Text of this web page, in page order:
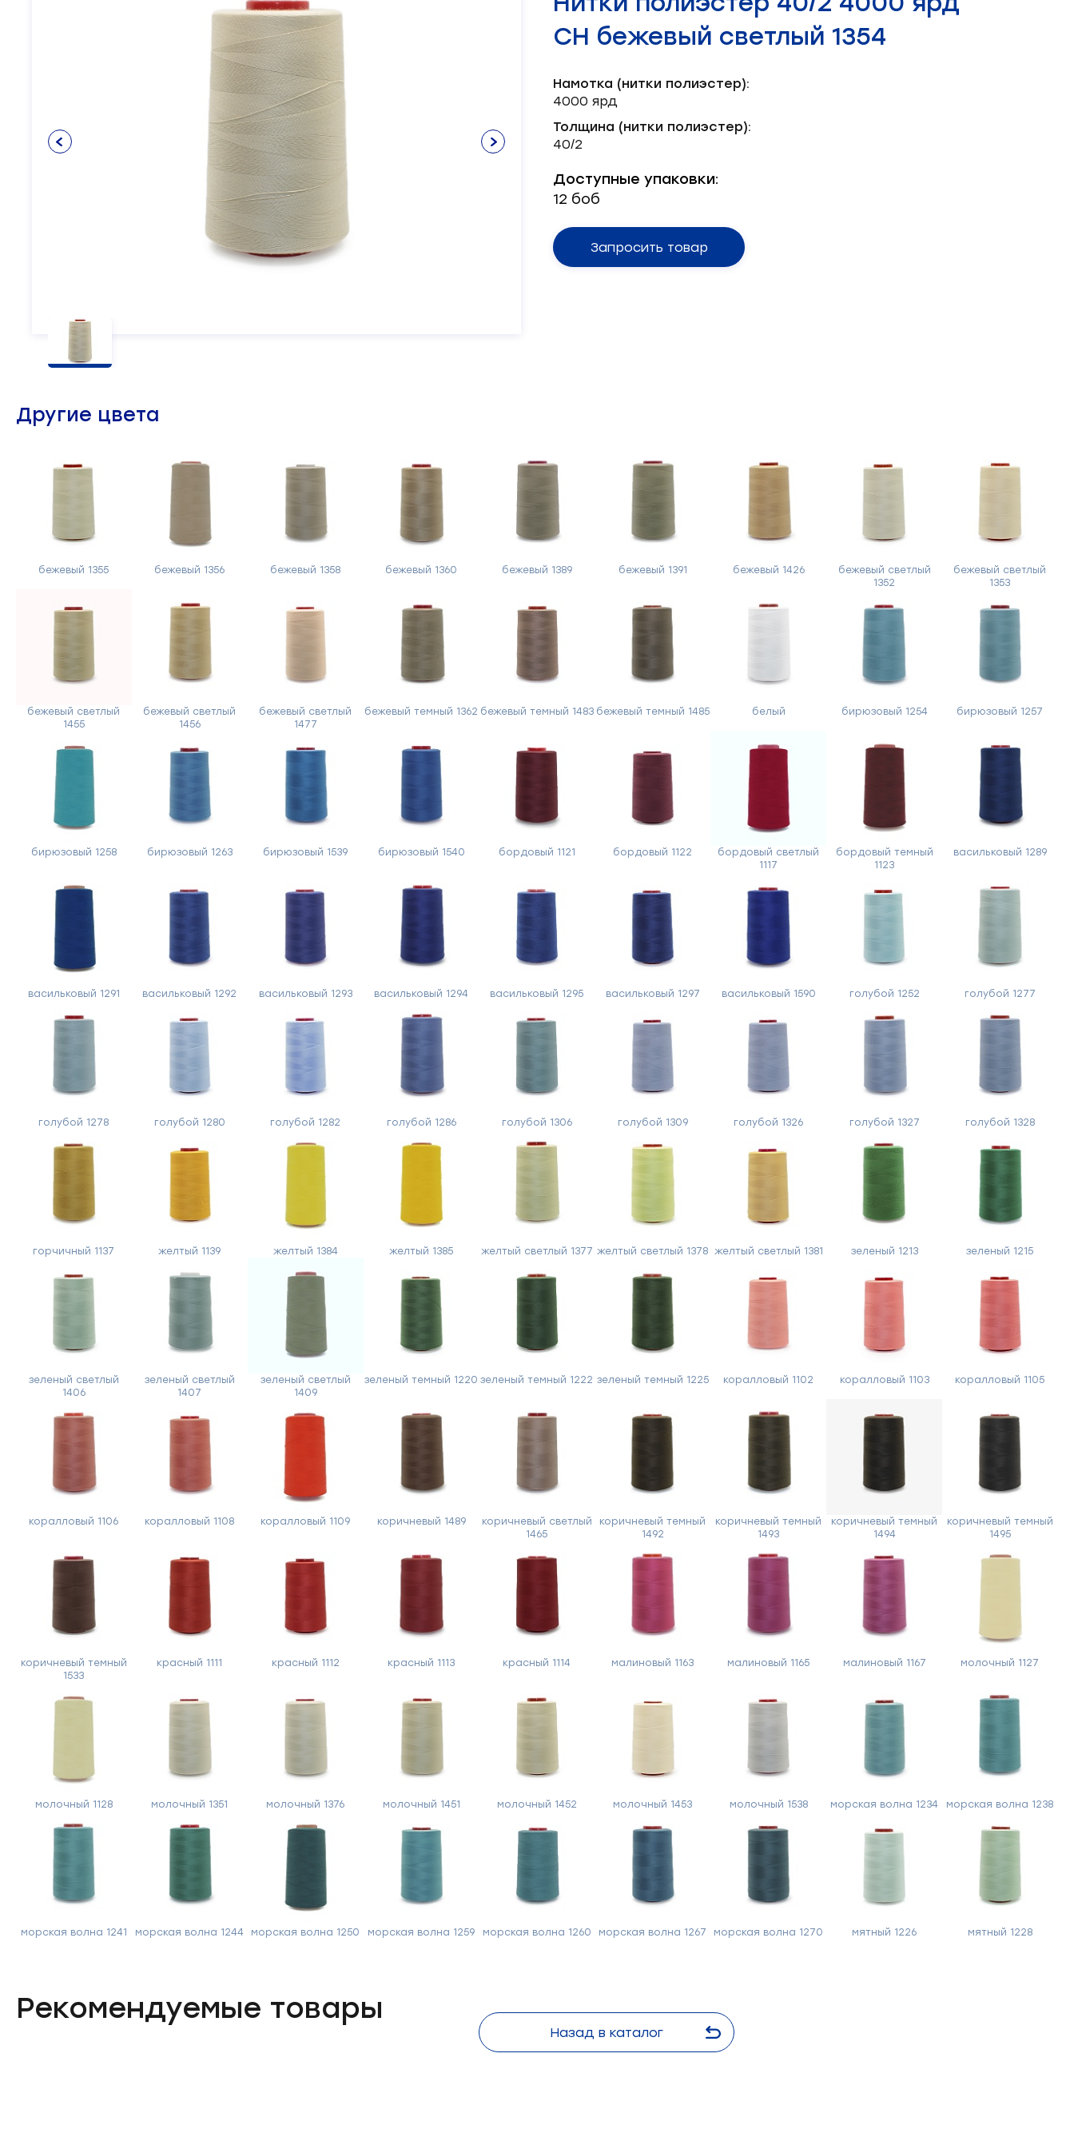
Нитки швейные
Лента декоративная
Паты
Пукля
Упаковочные материалы 12
5
Клеевые и прокладочные
5
Косая бейка
6
4
Прикладные материалы 4
Утеплители и наполнители
Приспособления для ШМ
Запчасти для швейного
Серводвигатель
Смазка
Запчасти: иглы
Нетканые материалы
СН бежевый светлый 1354
Намотка (нитки полиэстер):
4000 ярд
Толщина (нитки полиэстер):
40/2
Доступные упаковки:
12 боб
Запросить товар
Другие цвета
бежевый 1355 бежевый 1356 бежевый 1358 бежевый 1360 бежевый 1389 бежевый 1391 бежевый 1426
бежевый светлый
1352
бежевый светлый
1353
бежевый светлый
1455
бежевый светлый
1456
бежевый светлый
1477
бежевый темный 1362 бежевый темный 1483 бежевый темный 1485 белый бирюзовый 1254 бирюзовый 1257
бирюзовый 1258 бирюзовый 1263 бирюзовый 1539 бирюзовый 1540 бордовый 1121 бордовый 1122
бордовый светлый
1117
бордовый темный
1123
васильковый 1289
васильковый 1291 васильковый 1292 васильковый 1293 васильковый 1294 васильковый 1295 васильковый 1297 васильковый 1590 голубой 1252 голубой 1277
голубой 1278 голубой 1280 голубой 1282 голубой 1286 голубой 1306 голубой 1309 голубой 1326 голубой 1327 голубой 1328
горчичный 1137 желтый 1139 желтый 1384 желтый 1385 желтый светлый 1377 желтый светлый 1378 желтый светлый 1381 зеленый 1213 зеленый 1215
зеленый светлый
1406
зеленый светлый
1407
зеленый светлый
1409
зеленый темный 1220 зеленый темный 1222 зеленый темный 1225 коралловый 1102 коралловый 1103 коралловый 1105
коралловый 1106 коралловый 1108 коралловый 1109 коричневый 1489
коричневый светлый
1465
коричневый темный
1492
коричневый темный
1493
коричневый темный
1494
коричневый темный
1495
коричневый темный
1533
красный 1111 красный 1112 красный 1113 красный 1114 малиновый 1163 малиновый 1165 малиновый 1167 молочный 1127
молочный 1128 молочный 1351 молочный 1376 молочный 1451 молочный 1452 молочный 1453 молочный 1538 морская волна 1234 морская волна 1238
морская волна 1241 морская волна 1244 морская волна 1250 морская волна 1259 морская волна 1260 морская волна 1267 морская волна 1270 мятный 1226 мятный 1228
Рекомендуемые товары
Назад в каталог
Форма
обратной
связи
форму,
перезвоним
Ваше
Телефон
Отправить